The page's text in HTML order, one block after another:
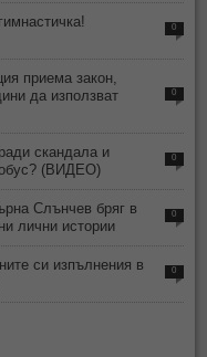
0
приема закон,
да използват
0
скандала и
(ВИДЕО)
0
Слънчев бряг в
лични истории
0
си изпълнения в
0